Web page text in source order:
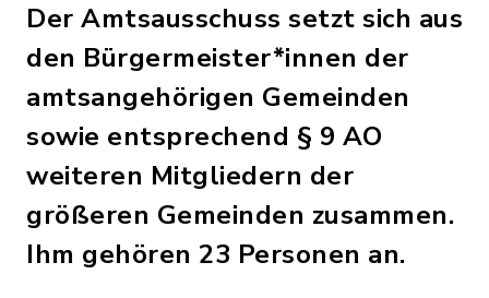
Der Amtsausschuss setzt sich aus
den Bürgermeister*innen der
amtsangehörigen Gemeinden
sowie entsprechend § 9 AO
weiteren Mitgliedern der
größeren Gemeinden zusammen.
Ihm gehören 23 Personen an.